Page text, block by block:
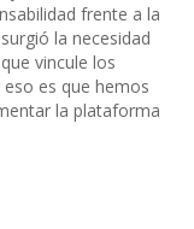
frente a la
la necesidad
vincule los
es que hemos
la plataforma